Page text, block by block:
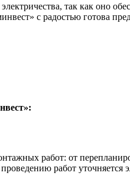
так как оно
с радостью готова
работ: от
работ